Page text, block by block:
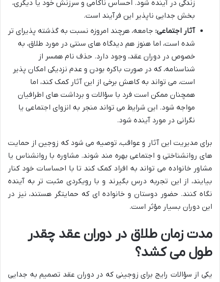
زندگی در آینده شود. احساس ناکامی و سرزنش خود یا دیگری،
بخش جدایی ناپذیر این فرآیند است.
آثار اجتماعی: جامعه، هرچند امروزه نسبت به گذشته پذیرای تر
شده است، اما هنوز هم دیدگاه های سنتی در مورد طلاق، به
خصوص در دوران عقد، وجود دارد. حذف نام همسر از
شناسنامه، که در صورت باکره بودن و عدم نزدیکی امکان پذیر
است، می تواند به کاهش برخی از این آثار کمک کند، اما
همچنان ممکن است فرد با سؤالات و برداشت های اطرافیان
مواجه شود. این شرایط می تواند منجر به انزوای اجتماعی یا
نگرانی در مورد آینده شود.
برای مدیریت این آثار و عواقب، توصیه می شود که زوجین از حمایت
های روانشناختی و اجتماعی بهره مند شوند. مشاوره با روانشناس یا
مشاور خانواده می تواند به افراد کمک کند تا با احساسات خود کنار
بیایند، از این تجربه درس بگیرند و با رویکردی مثبت تر به آینده
نگاه کنند. حضور دوستان و خانواده ای که حمایتگر هستند، نیز در
این دوران بسیار مؤثر است.
مدت زمان طلاق در دوران عقد چقدر
طول می کشد؟
یکی از سؤالات رایج برای زوجینی که در دوران عقد تصمیم به جدایی